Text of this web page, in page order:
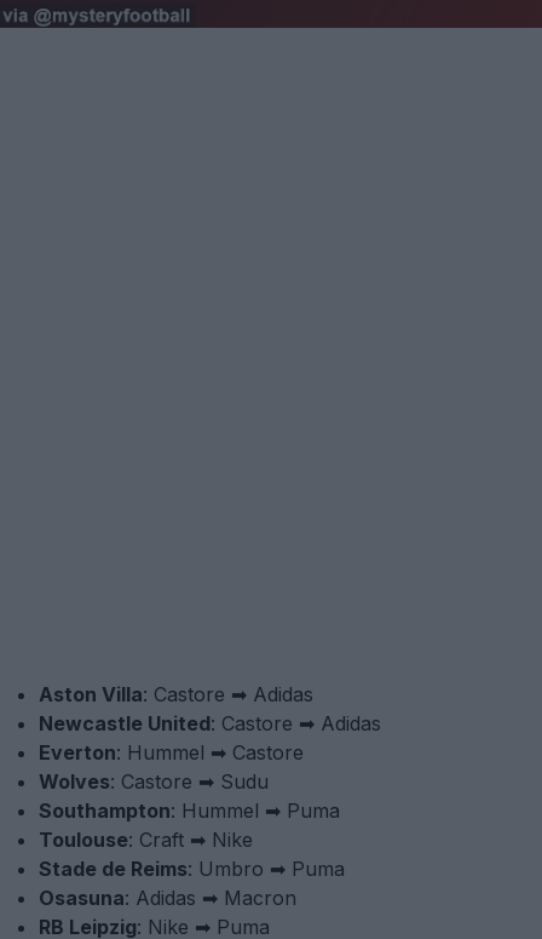
Aston Villa: Castore ➡ Adidas
Newcastle United: Castore ➡ Adidas
Everton: Hummel ➡ Castore
Wolves: Castore ➡ Sudu
Southampton: Hummel ➡ Puma
Toulouse: Craft ➡ Nike
Stade de Reims: Umbro ➡ Puma
Osasuna: Adidas ➡ Macron
RB Leipzig: Nike ➡ Puma